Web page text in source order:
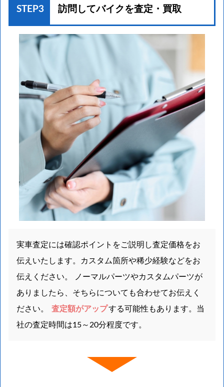
STEP3 訪問してバイクを査定・買取
実車査定には確認ポイントをご説明し査定価格をお
伝えいたします。カスタム箇所や稀少経験などをお
伝えください。 ノーマルパーツやカスタムパーツが
ありましたら、そちらについても合わせてお伝えく
ださい。
査定額がアップする可能性もあります。当
社の査定時間は15～20分程度です。